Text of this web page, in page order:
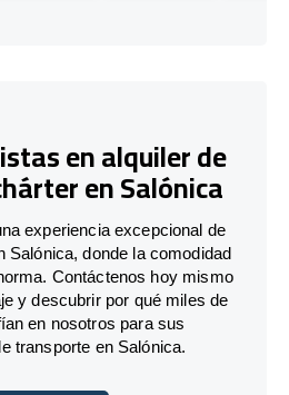
en alquiler de
en Salónica
experiencia excepcional de
Salónica, donde la comodidad
Contáctenos hoy mismo
y descubrir por qué miles de
en nosotros para sus
transporte en Salónica.